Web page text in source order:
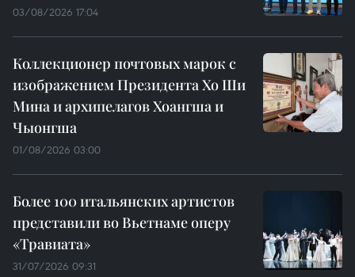
03/08/2026 17:04
Коллекционер почтовых марок с
изображением Президента Хо Ши
Мина и архипелагов Хоангша и
Чыонгша
01/08/2026 03:00
Более 100 итальянских артистов
представили во Вьетнаме оперу
«Травиата»
31/07/2026 09:31